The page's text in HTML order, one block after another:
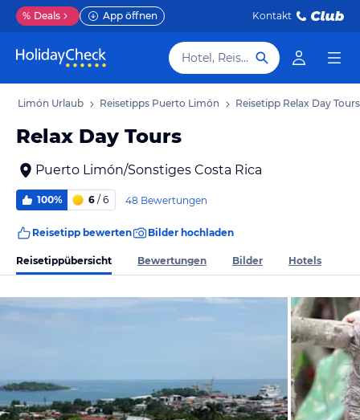
% Deals App öffnen Kontakt
Hotel, Reiseziel
Limón Urlaub Reisetipps Puerto Limón Reisetipp Relax Day Tours
Relax Day Tours
Puerto Limón/Sonstiges Costa Rica
100% 6 / 6 48 Bewertungen
Reisetipp bewerten Bilder hochladen
Reisetippübersicht Bewertungen Bilder Hotels